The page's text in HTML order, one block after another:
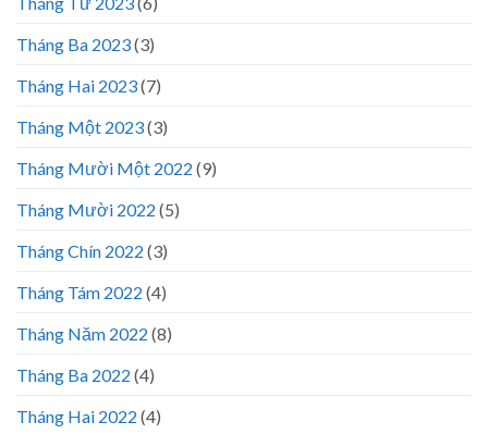
Tháng Ba 2023(3)
Tháng Hai 2023(7)
Tháng Một 2023(3)
Tháng Mười Một 2022 (9)
Tháng Mười 2022 (5)
Tháng Chín 2022 (3)
Tháng Tám 2022 (4)
Tháng Năm 2022 (8)
Tháng Ba 2022 (4)
Tháng Hai 2022 (4)